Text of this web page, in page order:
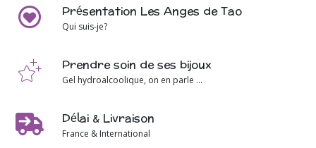
Présentation Les Anges de Tao
Qui suis-je?
Prendre soin de ses bijoux
Gel hydroalcoolique, on en parle ...
Délai & Livraison
France & International